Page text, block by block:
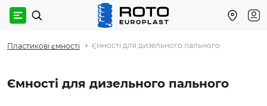
Пластикові ємності Ємності для дизельного пального
Ємності для дизельного пального